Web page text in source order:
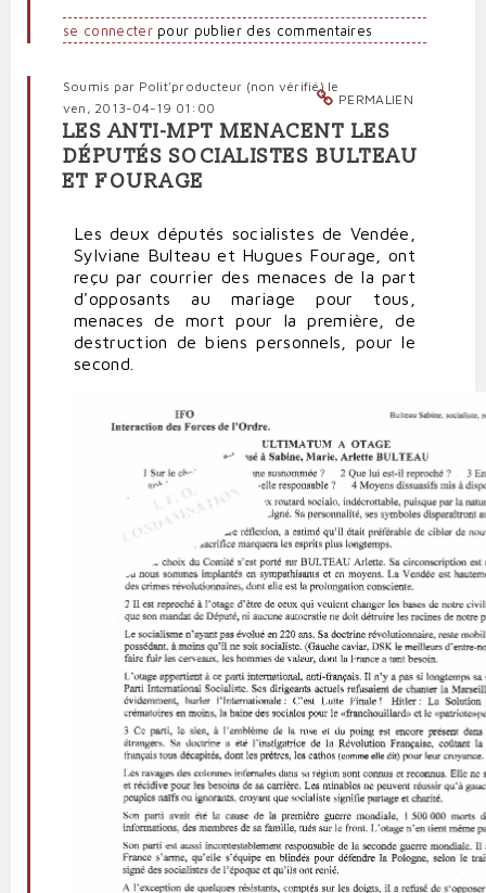
se connecterpour publier des commentaires
PERMALIEN
Soumis par Polit'producteur (non vérifié) le
ven, 2013-04-19 01:00
LES ANTI-MPT MENACENT LES
DÉPUTÉS SOCIALISTES BULTEAU
ET FOURAGE
Les deux députés socialistes de Vendée,
Sylviane Bulteau et Hugues Fourage, ont
reçu par courrier des menaces de la part
d'opposants au mariage pour tous,
menaces de mort pour la première, de
destruction de biens personnels, pour le
second.